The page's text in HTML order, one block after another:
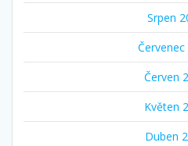
Srpen
Červenec
Červen
Květen
Duben